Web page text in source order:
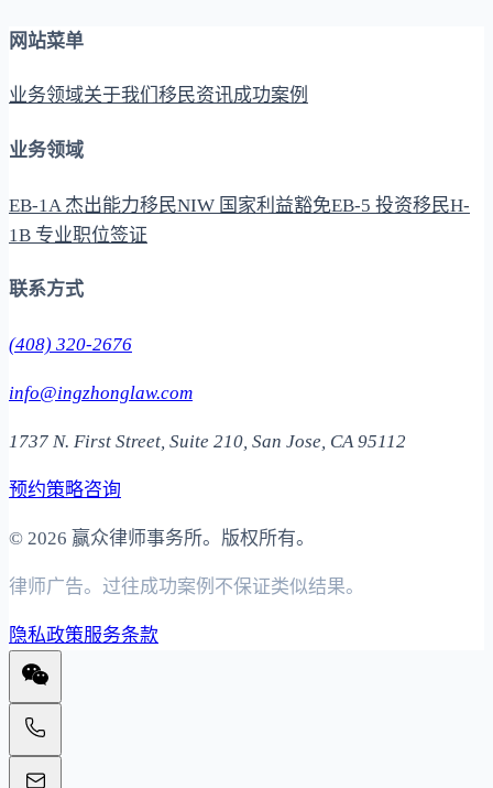
网站菜单
业务领域关于我们 移民资讯成功案例
业务领域
EB-1A 杰出能力移民NIW 国家利益豁免EB-5 投资移民H-
1B 专业职位签证
联系方式
(408) 320-2676
info@ingzhonglaw.com
1737 N. First Street, Suite 210, San Jose, CA 95112
预约策略咨询
© 2026 赢众律师事务所。版权所有。
律师广告。过往成功案例不保证类似结果。
隐私政策服务条款